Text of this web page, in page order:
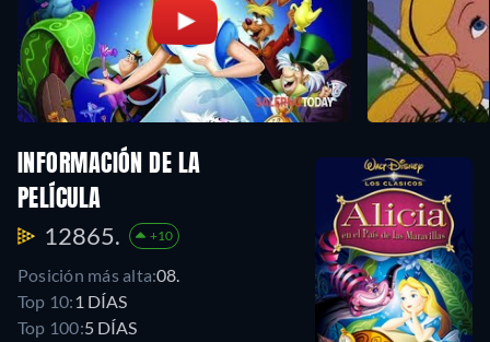
INFORMACIÓN DE LA
PELÍCULA
12865. +10
Posición más alta:08.
Top 10: 1 DÍAS
Top 100:5 DÍAS